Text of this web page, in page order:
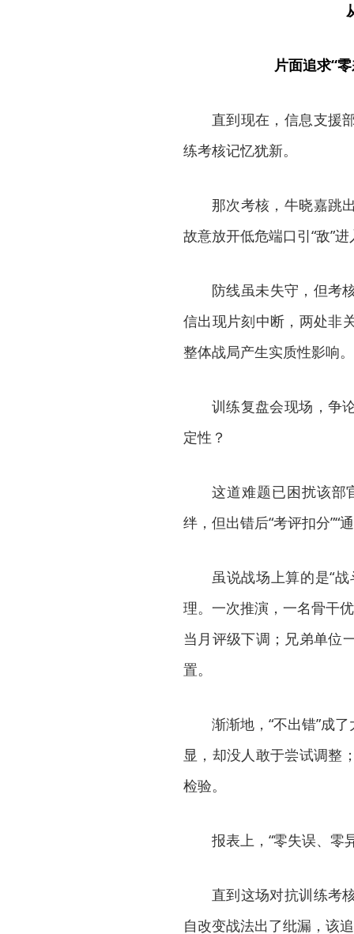
片面追求“
直到现在，信息支援
练考核记忆犹新。
那次考核，牛晓嘉跳
故意放开低危端口引“敌”
防线虽未失守，但考
信出现片刻中断，两处非
整体战局产生实质性影响。
训练复盘会现场，争
定性？
这道难题已困扰该部
绊，但出错后“考评扣分”“
虽说战场上算的是“
理。一次推演，一名骨干
当月评级下调；兄弟单位
置。
渐渐地，“不出错”成
显，却没人敢于尝试调整
检验。
报表上，“零失误、零
直到这场对抗训练考
自改变战法出了纰漏，该